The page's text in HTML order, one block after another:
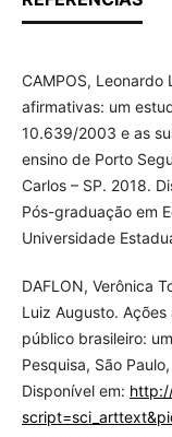
CAMPOS,
afirmativas: um
10.639/2003 e as
ensino de Porto
Carlos – SP. 2018.
Pós-graduação em
Universidade
DAFLON, Verônica
Luiz Augusto.
público brasileiro:
Pesquisa, São
Disponível em: